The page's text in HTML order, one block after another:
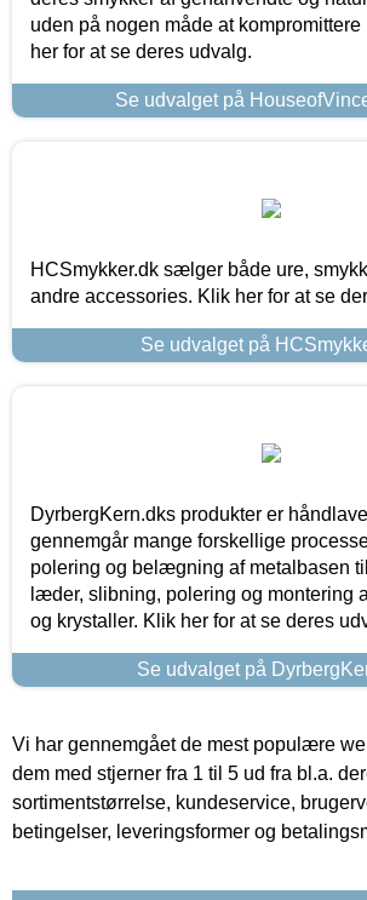
uden på nogen måde at
her for at se deres udvalg.
Se udvalget på
HCSmykker.dk sælger både ure,
andre accessories. Klik her for at se
Se udvalget på
DyrbergKern.dks produkter er
gennemgår mange forskellige
polering og belægning af metalbasen
læder, slibning, polering og montering
og krystaller. Klik her for at se deres
Se udvalget på
Vi har gennemgået de mest populære
dem med stjerner fra 1 til 5 ud fra bl.a.
sortimentstørrelse, kundeservice,
betingelser, leveringsformer og